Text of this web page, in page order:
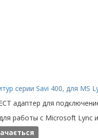
серии Savi 400, для MS
адаптер для
работы с Microsoft Lync